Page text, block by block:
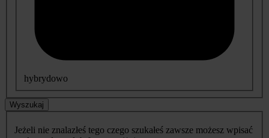
hybrydowo
Wyszukaj
Jeżeli nie znalazłeś tego czego szukałeś zawsze możesz wpisać